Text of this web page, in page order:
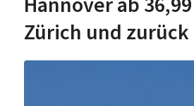
Zürich und zurück